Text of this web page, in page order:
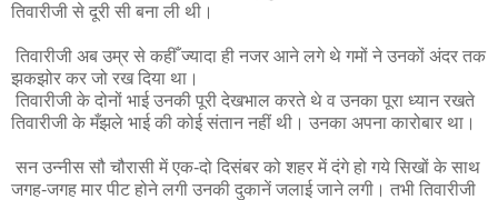
तिवारीजी से दूरी सी बना ली थी।
तिवारीजी अब उम्र से कहीँ ज्यादा ही नजर आने लगे थे गमों ने उनकों अंदर तक
झकझोर कर जो रख दिया था।
तिवारीजी के दोनों भाई उनकी पूरी देखभाल करते थे व उनका पूरा ध्यान रखते
तिवारीजी के मँझले भाई की कोई संतान नहीं थी। उनका अपना कारोबार था।
सन उन्नीस सौ चौरासी में एक-दो दिसंबर को शहर में दंगे हो गये सिखों के साथ
जगह-जगह मार पीट होने लगी उनकी दुकानें जलाई जाने लगी। तभी तिवारीजी